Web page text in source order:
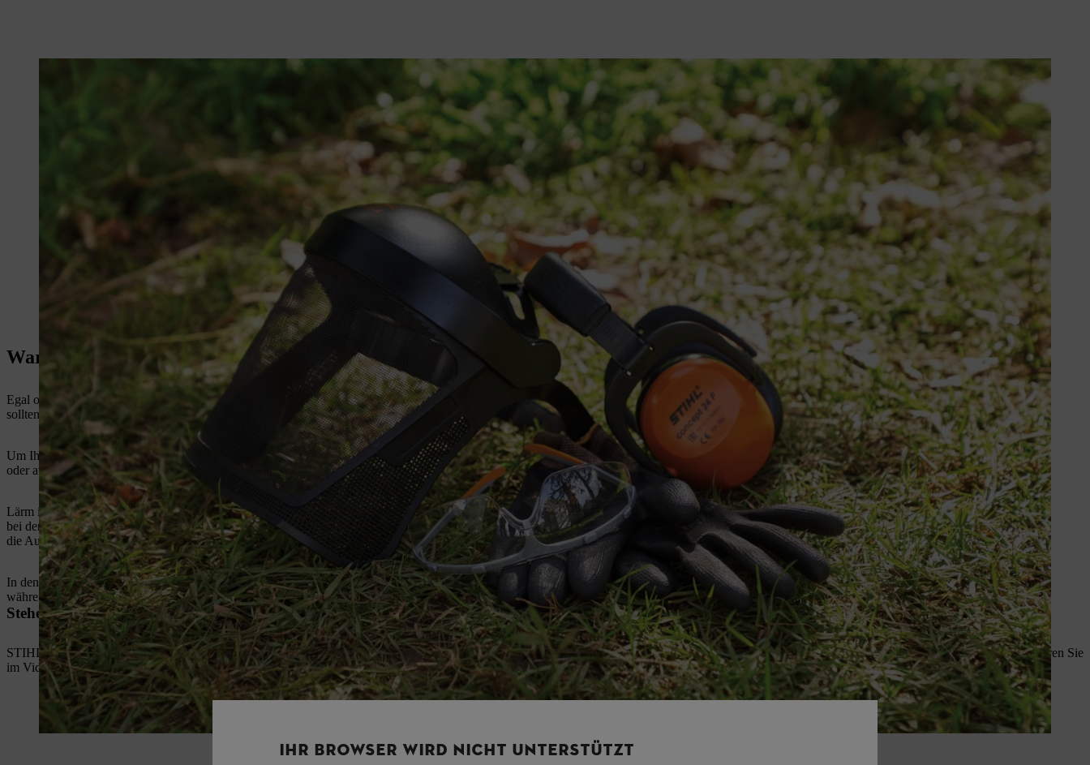
Warum Gehörschutz bei der Arbeit wichtig ist
Egal ob Laubbläser , Heckenschere
– Arbeiten mit motorbetriebenen Geräten können laut sein. Doch unsere Ohren sind empfindlich, zu lauten Geräuschen
sollten sie nicht ausgesetzt werden. Wer im Garten oder im Forst arbeitet, kann aber Lärm nicht immer vermeiden.
Um Ihr Gehör vor zu starker und zu lang andauernder Lärmbelastung zu schützen und spätere Hörschäden zu vermeiden, sollten Sie bei lauten Arbeiten – egal ob im Garten
oder auf Baustellen sowie in Industrie- und Handwerksbetrieben – einen Gehörschutz tragen.
Lärm ist aber nicht gleich Lärm. Neben der Stärke des Schalls kommt es immer auch auf die Entfernung von der Lärmquelle an. So macht es einen Unterschied, ob sich – etwa
bei der Heckenschere – der Motor während des Arbeitens direkt neben dem Ohr befindet, oder ob er wie beim Rasenmäher
mehr als einen Meter entfernt ist. Daher ist es für
die Auswahl des richtigen Gehörschutzes wichtig, dass Sie wissen, wie viel Lärm überhaupt direkt am Ohr ankommt.
In den Bedienungsanleitungen unserer Garten- und Arbeitsgeräte finden Sie zwei Werte: Der Schallleistungspegel steht für die unmittelbare Lautstärke am Gerät selbst,
während der Schalldruckpegel den Wert benennt, der beim benutzenden tatsächlich ankommt. Beide Werte werden in Dezibel (dB) angegeben.
Stehen Sie in lärmsensiblen Bereichen vor der Herausforderung, die Lärmbelastung durch Ihre Geräte effektiv zu reduzieren?
STIHL geht hier einen Schritt weiter: Neben der reinen Lautstärke spielen Klangqualität und Frequenz eine entscheidende Rolle dafür, ob ein Geräusch als störend empfunden wird. Ab Minute 12:18 erfahren Sie
im Video mehr zur Geräuschoptimierung.
IHR BROWSER WIRD NICHT UNTERSTÜTZT